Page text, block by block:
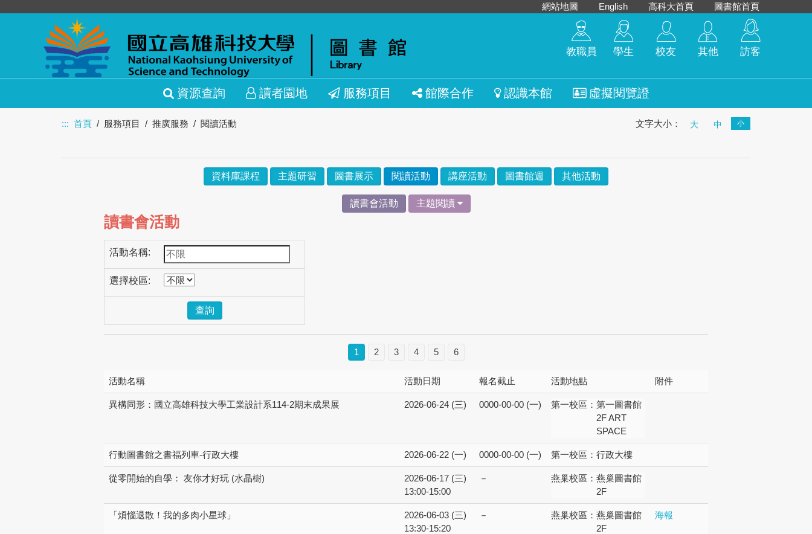
網站地圖 English 高科大首頁 圖書館首頁
教職員 學生 校友 其他 訪客
資源查詢 讀者園地 服務項目 館際合作 認識本館 虛擬閱覽證
::: 首頁 服務項目 推廣服務 閱讀活動 文字大小： 大 中 小
資料庫課程 主題研習 圖書展示 閱讀活動 講座活動 圖書館週 其他活動
讀書會活動 主題閱讀
讀書會活動
活動名稱:
選擇校區:
查詢
1 2 3 4 5 6
活動名稱 活動日期 報名截止 活動地點 附件
異構同形：國立高雄科技大學工業設計系114-2期末成果展 2026-06-24 (三) 0000-00-00 (一) 第一校區： 第一圖書館
2F ART
SPACE
行動圖書館之書福列車-行政大樓 2026-06-22 (一) 0000-00-00 (一) 第一校區： 行政大樓
從零開始的自學： 友你才好玩 (水晶樹)
2026-06-17 (三)
13:00-15:00
－ 燕巢校區： 燕巢圖書館
2F
「煩惱退散！我的多肉小星球」
2026-06-03 (三)
13:30-15:20
－ 燕巢校區： 燕巢圖書館
2F
海報